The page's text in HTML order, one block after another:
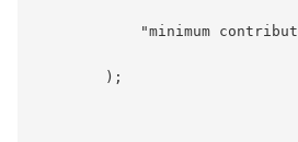
"minimum contribute
);